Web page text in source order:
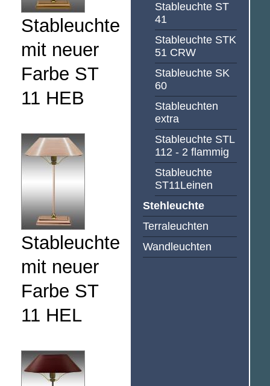
Stableuchte
mit neuer
Farbe ST
11 HEB
Stableuchte
mit neuer
Farbe ST
11 HEL
Stableuchte ST
41
Stableuchte STK
51 CRW
Stableuchte SK
60
Stableuchten
extra
Stableuchte STL
112 - 2 flammig
Stableuchte
ST11Leinen
Stehleuchte
Terraleuchten
Wandleuchten